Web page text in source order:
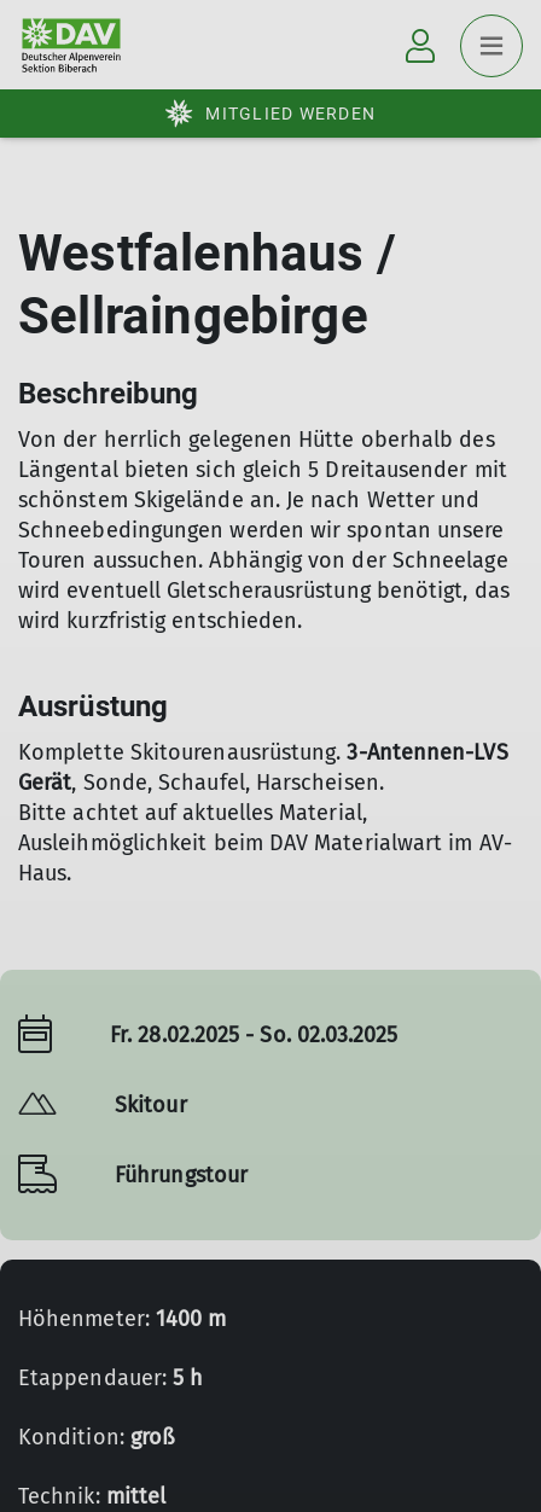
MITGLIED WERDEN
Westfalenhaus /
Sellraingebirge
Beschreibung
Von der herrlich gelegenen Hütte oberhalb des
Längental bieten sich gleich 5 Dreitausender mit
schönstem Skigelände an. Je nach Wetter und
Schneebedingungen werden wir spontan unsere
Touren aussuchen. Abhängig von der Schneelage
wird eventuell Gletscherausrüstung benötigt, das
wird kurzfristig entschieden.
Ausrüstung
Komplette Skitourenausrüstung.3-Antennen-LVS
Gerät, Sonde, Schaufel, Harscheisen.
Bitte achtet auf aktuelles Material,
Ausleihmöglichkeit beim DAV Materialwart im AV-
Haus.
Fr. 28.02.2025 - So. 02.03.2025
Skitour
Führungstour
Höhenmeter: 1400 m
Etappendauer:5 h
Kondition: groß
Technik: mittel